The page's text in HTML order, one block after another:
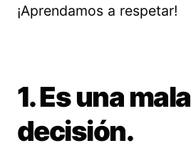
¡Aprendamos a respetar!
1. Es una mala
decisión.